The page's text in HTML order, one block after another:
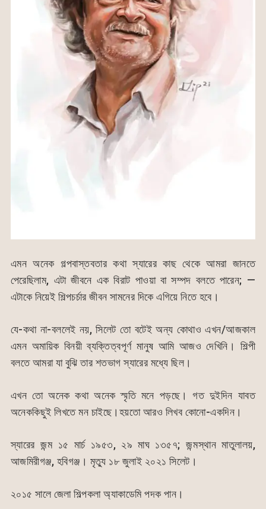
এমন অনেক গল্পবাস্তবতার কথা স্যারের কাছ থেকে আমরা জানতে
পেরেছিলাম, এটা জীবনে এক বিরাট পাওয়া বা সম্পদ বলতে পারেন; —
এটাকে নিয়েই শিল্পচর্চার জীবন সামনের দিকে এগিয়ে নিতে হবে।
যে-কথা না-বললেই নয়, সিলেট তো বটেই অন্য কোথাও এখন/আজকাল
এমন অমায়িক বিনয়ী ব্যক্তিত্বপূর্ণ মানুষ আমি আজও দেখিনি। শিল্পী
বলতে আমরা যা বুঝি তার শতভাগ স্যারের মধ্যে ছিল।
এখন তো অনেক কথা অনেক স্মৃতি মনে পড়ছে। গত দুইদিন যাবত
অনেককিছুই লিখতে মন চাইছে।হয়তো আরও লিখব কোনো-একদিন।
স্যারের জন্ম ১৫ মার্চ ১৯৫৩, ২৯ মাঘ ১৩৫৭; জন্মস্থান মাতুলালয়,
আজমিরীগঞ্জ, হবিগঞ্জ। মৃত্যু ১৮ জুলাই ২০২১ সিলেট।
২০১৫ সালে জেলা শিল্পকলা অ্যাকাডেমি পদক পান।